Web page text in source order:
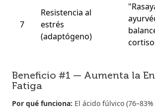
7
Resistencia al
estrés
(adaptógeno)
Beneficio #1 — Aumenta la
Fatiga
Por qué funciona: El ácido fúlvico